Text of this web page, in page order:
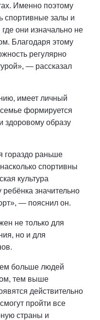
Именно поэтому
спортивные залы и
они изначально не
Благодаря этому
регулярно
— рассказал
имеет личный
формируется
здоровому образу
гораздо раньше
спортивны
культура
значительно
— пояснил он.
не только для
но и для
больше людей
тем выше
действительно
пройти все
страны и